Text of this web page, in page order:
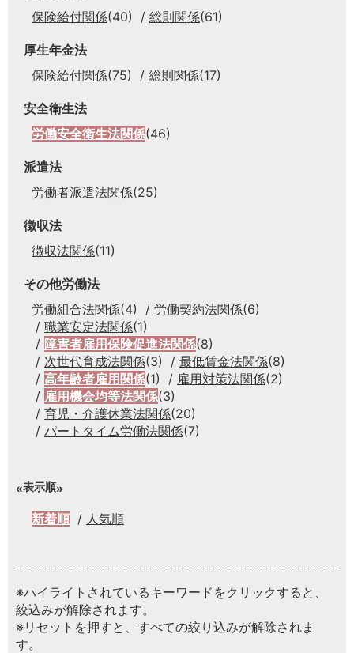
保険給付関係(40) 総則関係(61)
厚生年金法
保険給付関係(75) 総則関係(17)
安全衛生法
労働安全衛生法関係(46)
派遣法
労働者派遣法関係(25)
徴収法
徴収法関係(11)
その他労働法
労働組合法関係(4) 労働契約法関係(6)
職業安定法関係(1)
障害者雇用保険促進法関係(8)
次世代育成法関係(3) 最低賃金法関係(8)
高年齢者雇用関係(1) 雇用対策法関係(2)
雇用機会均等法関係(3)
育児・介護休業法関係(20)
パートタイム労働法関係(7)
表示順
新着順 人気順
※ハイライトされているキーワードをクリックすると、
絞込みが解除されます。
※リセットを押すと、すべての絞り込みが解除されま
す。